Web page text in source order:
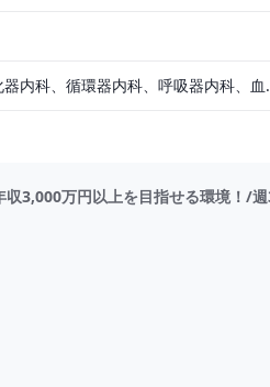
精神科、一般内科、消化器内科、循環器内科、呼吸器内科、血液内科、心療内科
収3,000万円以上を目指せる環境！/